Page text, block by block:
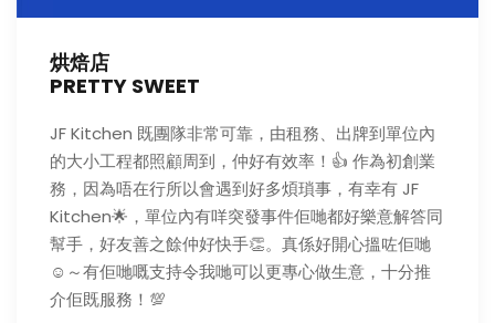
烘焙店
PRETTY SWEET
JF Kitchen 既團隊非常可靠，由租務、出牌到單位內
的大小工程都照顧周到，仲好有效率！👍 作為初創業
務，因為唔在行所以會遇到好多煩瑣事，有幸有 JF
Kitchen🌟，單位內有咩突發事件佢哋都好樂意解答同
幫手，好友善之餘仲好快手👏。真係好開心搵咗佢哋
☺️～有佢哋嘅支持令我哋可以更專心做生意，十分推
介佢既服務！💯